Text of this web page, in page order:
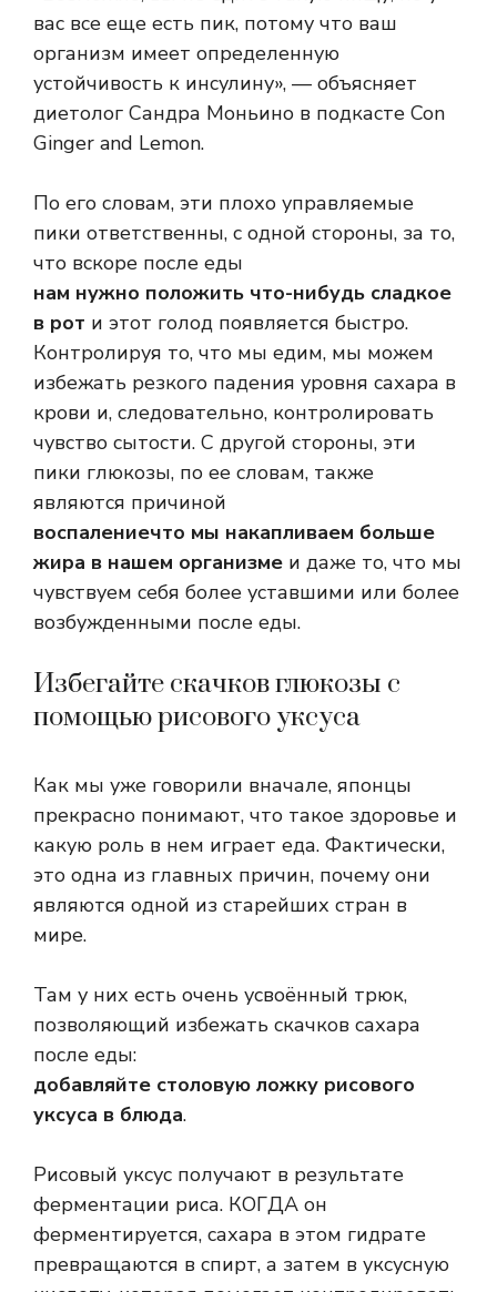
вас все еще есть пик, потому что ваш
организм имеет определенную
устойчивость к инсулину», — объясняет
диетолог Сандра Моньино в подкасте Con
Ginger and Lemon.
По его словам, эти плохо управляемые
пики ответственны, с одной стороны, за то,
что вскоре после еды
нам нужно положить что-нибудь сладкое
в рот и этот голод появляется быстро.
Контролируя то, что мы едим, мы можем
избежать резкого падения уровня сахара в
крови и, следовательно, контролировать
чувство сытости. С другой стороны, эти
пики глюкозы, по ее словам, также
являются причиной
воспалениечто мы накапливаем больше
жира в нашем организме и даже то, что мы
чувствуем себя более уставшими или более
возбужденными после еды.
Избегайте скачков глюкозы с
помощью рисового уксуса
Как мы уже говорили вначале, японцы
прекрасно понимают, что такое здоровье и
какую роль в нем играет еда. Фактически,
это одна из главных причин, почему они
являются одной из старейших стран в
мире.
Там у них есть очень усвоённый трюк,
позволяющий избежать скачков сахара
после еды:
добавляйте столовую ложку рисового
уксуса в блюда.
Рисовый уксус получают в результате
ферментации риса. КОГДА он
ферментируется, сахара в этом гидрате
превращаются в спирт, а затем в уксусную